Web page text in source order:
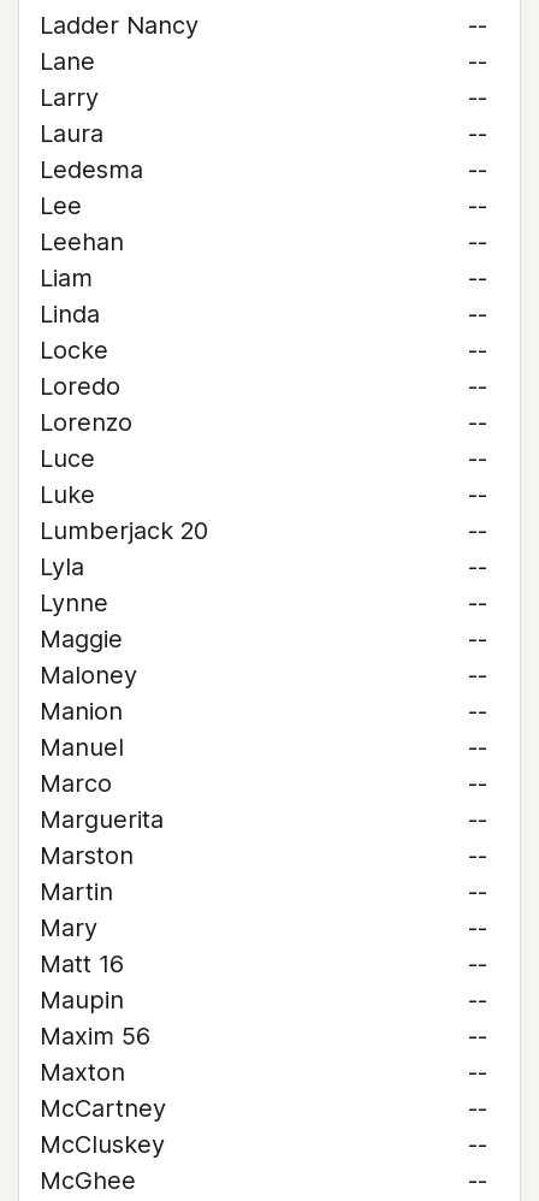
Ladder Nancy
--
Lane
--
Larry
--
Laura
--
Ledesma
--
Lee
--
Leehan
--
Liam
--
Linda
--
Locke
--
Loredo
--
Lorenzo
--
Luce
--
Luke
--
Lumberjack 20
--
Lyla
--
Lynne
--
Maggie
--
Maloney
--
Manion
--
Manuel
--
Marco
--
Marguerita
--
Marston
--
Martin
--
Mary
--
Matt 16
--
Maupin
--
Maxim 56
--
Maxton
--
McCartney
--
McCluskey
--
McGhee
--